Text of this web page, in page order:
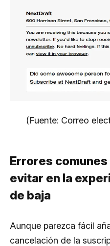
(Fuente: Correo
Errores comunes
evitar en la
de baja
Aunque parezca fácil
cancelación de la